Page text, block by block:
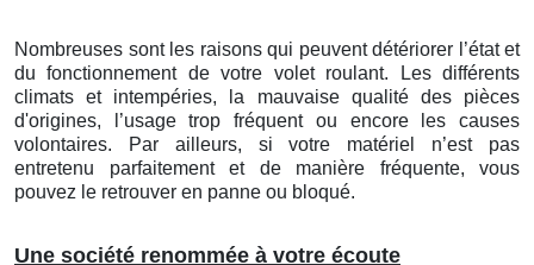
Nombreuses sont les raisons qui peuvent détériorer l’état et
du fonctionnement de votre volet roulant. Les différents
climats et intempéries, la mauvaise qualité des pièces
d'origines, l’usage trop fréquent ou encore les causes
volontaires. Par ailleurs, si votre matériel n’est pas
entretenu parfaitement et de manière fréquente, vous
pouvez le retrouver en panne ou bloqué.
Une société renommée à votre écoute